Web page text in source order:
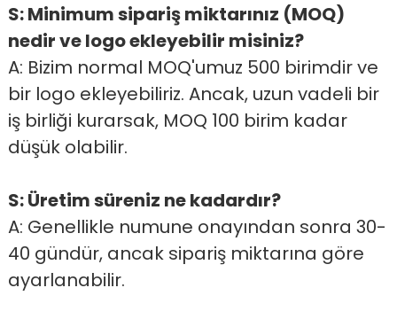
S: Minimum sipariş miktarınız (MOQ)
nedir ve logo ekleyebilir misiniz?
A: Bizim normal MOQ'umuz 500 birimdir ve
bir logo ekleyebiliriz. Ancak, uzun vadeli bir
iş birliği kurarsak, MOQ 100 birim kadar
düşük olabilir.
S: Üretim süreniz ne kadardır?
A: Genellikle numune onayından sonra 30-
40 gündür, ancak sipariş miktarına göre
ayarlanabilir.